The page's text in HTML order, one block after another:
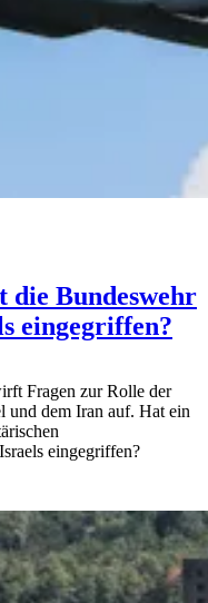
Bundeswehr
eingegriffen?
Fragen zur Rolle der
dem Iran auf. Hat ein
eingegriffen?